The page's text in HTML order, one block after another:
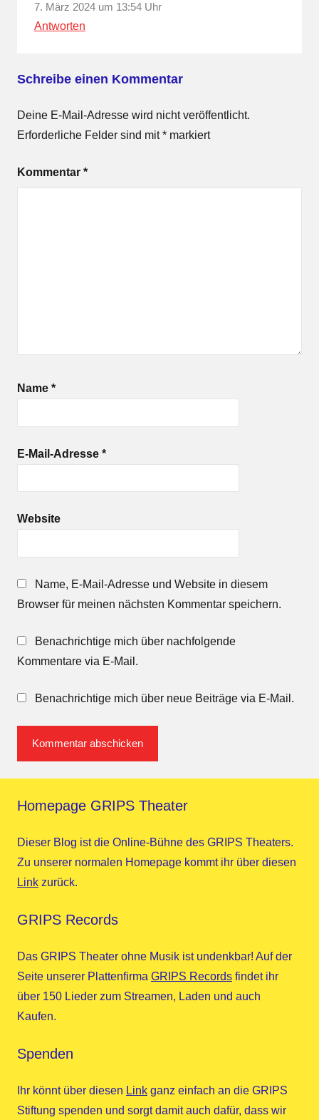
7. März 2024 um 13:54 Uhr
Antworten
Schreibe einen Kommentar
Deine E-Mail-Adresse wird nicht veröffentlicht.
Erforderliche Felder sind mit* markiert
Kommentar *
Name *
E-Mail-Adresse *
Website
Name, E-Mail-Adresse und Website in diesem
Browser für meinen nächsten Kommentar speichern.
Benachrichtige mich über nachfolgende
Kommentare via E-Mail.
Benachrichtige mich über neue Beiträge via E-Mail.
Homepage GRIPS Theater
Dieser Blog ist die Online-Bühne des GRIPS Theaters.
Zu unserer normalen Homepage kommt ihr über diesen
Link zurück.
GRIPS Records
Das GRIPS Theater ohne Musik ist undenkbar! Auf der
Seite unserer Plattenfirma GRIPS Records findet ihr
über 150 Lieder zum Streamen, Laden und auch
Kaufen.
Spenden
Ihr könnt über diesen Link ganz einfach an die GRIPS
Stiftung spenden und sorgt damit auch dafür, dass wir